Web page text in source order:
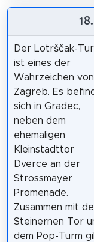
Der Lotrščak-
ist eines der
Wahrzeichen von
Zagreb. Es
sich in Gradec,
neben dem
ehemaligen
Kleinstadttor
Dverce an der
Strossmayer
Promenade.
Zusammen mit
Steinernen Tor
dem Pop-Turm